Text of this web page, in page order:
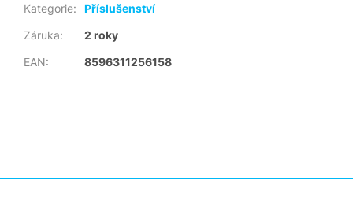
Kategorie:
Příslušenství
Záruka:
2 roky
EAN: 8596311256158